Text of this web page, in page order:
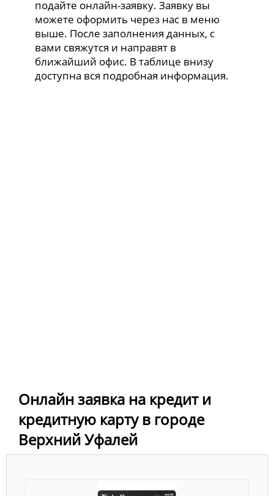
подайте онлайн-заявку. Заявку вы
можете оформить через нас в меню
выше. После заполнения данных, с
вами свяжутся и направят в
ближайший офис. В таблице внизу
доступна вся подробная информация.
Онлайн заявка на кредит и
кредитную карту в городе
Верхний Уфалей